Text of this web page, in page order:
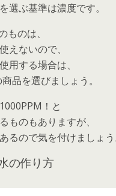
選ぶ基準は濃度です。
ものは、
えないので、
用する場合は、
品を選びましょう。
！と
ものもありますが、
るので気を付けましょう
の作り方